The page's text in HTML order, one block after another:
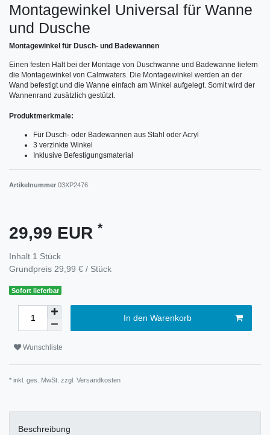
Montagewinkel Universal für Wanne
und Dusche
Montagewinkel für Dusch- und Badewannen
Einen festen Halt bei der Montage von Duschwanne und Badewanne liefern
die Montagewinkel von Calmwaters. Die Montagewinkel werden an der
Wand befestigt und die Wanne einfach am Winkel aufgelegt. Somit wird der
Wannenrand zusätzlich gestützt.
Produktmerkmale:
Für Dusch- oder Badewannen aus Stahl oder Acryl
3 verzinkte Winkel
Inklusive Befestigungsmaterial
Artikelnummer 03XP2476
29,99 EUR *
Inhalt 1 Stück
Grundpreis 29,99 € / Stück
Sofort lieferbar
In den Warenkorb
Wunschliste
* inkl. ges. MwSt. zzgl. Versandkosten
Beschreibung